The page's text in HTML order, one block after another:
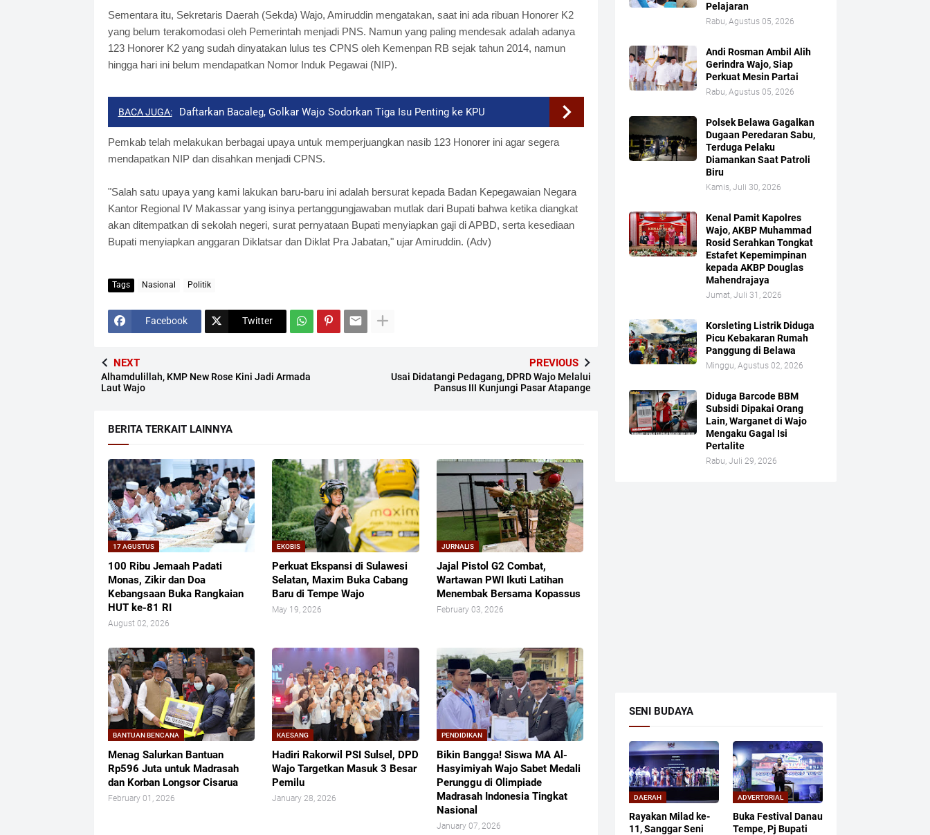
Sementara itu, Sekretaris Daerah (Sekda) Wajo, Amiruddin mengatakan, saat ini ada ribuan Honorer K2
yang belum terakomodasi oleh Pemerintah menjadi PNS. Namun yang paling mendesak adalah adanya
123 Honorer K2 yang sudah dinyatakan lulus tes CPNS oleh Kemenpan RB sejak tahun 2014, namun
hingga hari ini belum mendapatkan Nomor Induk Pegawai (NIP).
BACA JUGA: Daftarkan Bacaleg, Golkar Wajo Sodorkan Tiga Isu Penting ke KPU
Pemkab telah melakukan berbagai upaya untuk memperjuangkan nasib 123 Honorer ini agar segera
mendapatkan NIP dan disahkan menjadi CPNS.
"Salah satu upaya yang kami lakukan baru-baru ini adalah bersurat kepada Badan Kepegawaian Negara
Kantor Regional IV Makassar yang isinya pertanggungjawaban mutlak dari Bupati bahwa ketika diangkat
akan ditempatkan di sekolah negeri, surat pernyataan Bupati menyiapkan gaji di APBD, serta kesediaan
Bupati menyiapkan anggaran Diklatsar dan Diklat Pra Jabatan," ujar Amiruddin. (Adv)
Tags Nasional Politik
Facebook Twitter
NEXT
Alhamdulillah, KMP New Rose Kini Jadi Armada
Laut Wajo
PREVIOUS
Usai Didatangi Pedagang, DPRD Wajo Melalui
Pansus III Kunjungi Pasar Atapange
BERITA TERKAIT LAINNYA
17 AGUSTUS
100 Ribu Jemaah Padati
Monas, Zikir dan Doa
Kebangsaan Buka Rangkaian
HUT ke-81 RI
August 02, 2026
EKOBIS
Perkuat Ekspansi di Sulawesi
Selatan, Maxim Buka Cabang
Baru di Tempe Wajo
May 19, 2026
JURNALIS
Jajal Pistol G2 Combat,
Wartawan PWI Ikuti Latihan
Menembak Bersama Kopassus
February 03, 2026
BANTUAN BENCANA
Menag Salurkan Bantuan
Rp596 Juta untuk Madrasah
dan Korban Longsor Cisarua
February 01, 2026
KAESANG
Hadiri Rakorwil PSI Sulsel, DPD
Wajo Targetkan Masuk 3 Besar
Pemilu
January 28, 2026
PENDIDIKAN
Bikin Bangga! Siswa MA Al-
Hasyimiyah Wajo Sabet Medali
Perunggu di Olimpiade
Madrasah Indonesia Tingkat
Nasional
January 07, 2026
Pelajaran
Rabu, Agustus 05, 2026
Andi Rosman Ambil Alih
Gerindra Wajo, Siap
Perkuat Mesin Partai
Rabu, Agustus 05, 2026
Polsek Belawa Gagalkan
Dugaan Peredaran Sabu,
Terduga Pelaku
Diamankan Saat Patroli
Biru
Kamis, Juli 30, 2026
Kenal Pamit Kapolres
Wajo, AKBP Muhammad
Rosid Serahkan Tongkat
Estafet Kepemimpinan
kepada AKBP Douglas
Mahendrajaya
Jumat, Juli 31, 2026
Korsleting Listrik Diduga
Picu Kebakaran Rumah
Panggung di Belawa
Minggu, Agustus 02, 2026
Diduga Barcode BBM
Subsidi Dipakai Orang
Lain, Warganet di Wajo
Mengaku Gagal Isi
Pertalite
Rabu, Juli 29, 2026
SENI BUDAYA
DAERAH
Rayakan Milad ke-
11, Sanggar Seni
ADVERTORIAL
Buka Festival Danau
Tempe, Pj Bupati